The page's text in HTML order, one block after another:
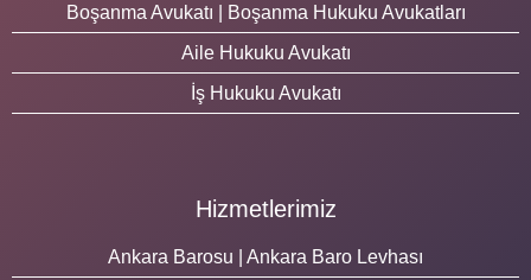
Boşanma Avukatı | Boşanma Hukuku Avukatları
Aile Hukuku Avukatı
İş Hukuku Avukatı
Hizmetlerimiz
Ankara Barosu | Ankara Baro Levhası